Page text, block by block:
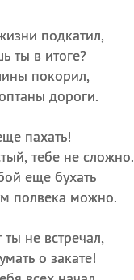
подкатил,
ты в итоге?
покорил,
дороги.
пахать!
тебе не сложно.
еще бухать
полвека можно.
не встречал,
о закате!